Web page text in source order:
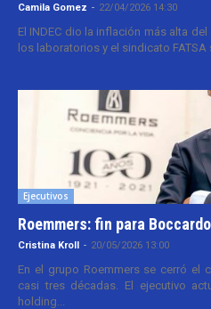
Camila Gomez - 22/04/2026 14:30
El INDEC dio la inflación más alta
los laboratorios y el sindicato FATSA
Ejecutivos
Roemmers: fin para Boccardo
Cristina Kroll - 20/05/2026 13:00
En el grupo Roemmers se cerró el
casi tres décadas. El ejecutivo
holding...